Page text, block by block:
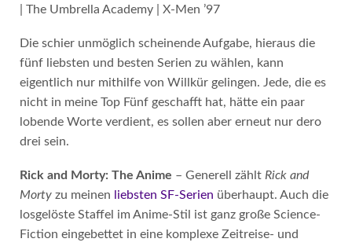
| The Umbrella Academy | X-Men ’97
Die schier unmöglich scheinende Aufgabe, hieraus die
fünf liebsten und besten Serien zu wählen, kann
eigentlich nur mithilfe von Willkür gelingen. Jede, die es
nicht in meine Top Fünf geschafft hat, hätte ein paar
lobende Worte verdient, es sollen aber erneut nur dero
drei sein.
Rick and Morty: The Anime – Generell zählt Rick and
Mortyzu meinen liebsten SF-Serien überhaupt. Auch die
losgelöste Staffel im Anime-Stil ist ganz große Science-
Fiction eingebettet in eine komplexe Zeitreise- und